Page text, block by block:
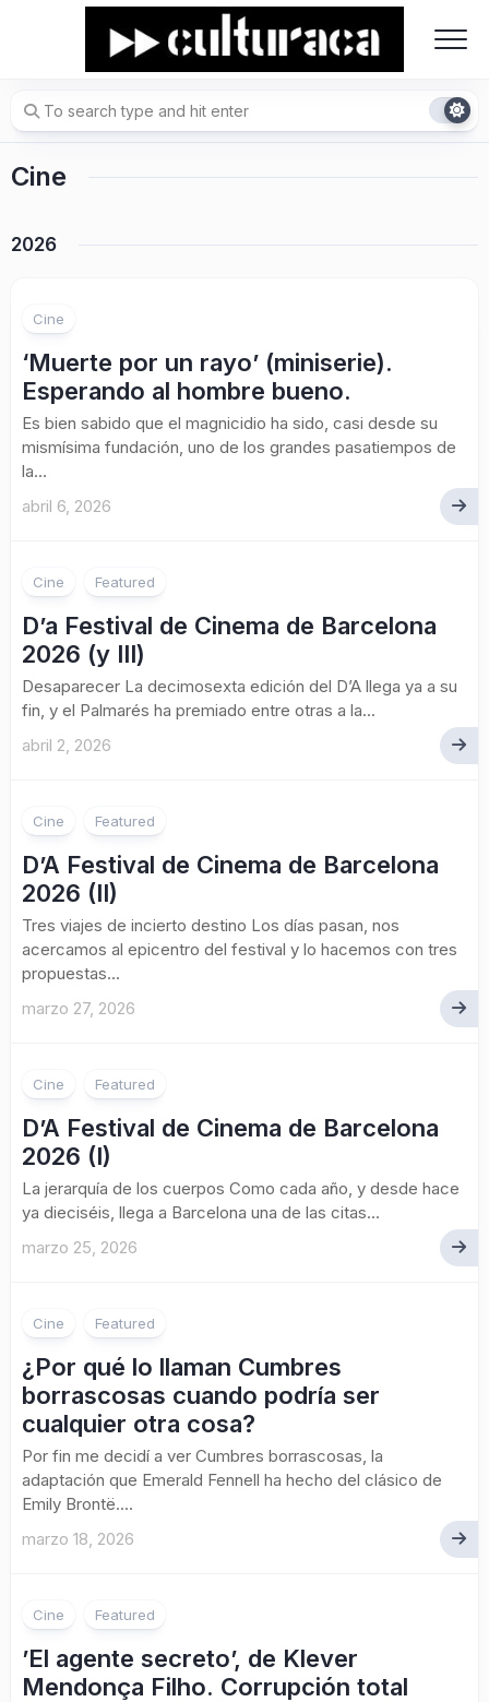
Cine
2026
Cine
‘Muerte por un rayo’ (miniserie).
Esperando al hombre bueno.
Es bien sabido que el magnicidio ha sido, casi desde su
mismísima fundación, uno de los grandes pasatiempos de
la...
abril 6, 2026
Cine Featured
D’a Festival de Cinema de Barcelona
2026 (y III)
Desaparecer La decimosexta edición del D’A llega ya a su
fin, y el Palmarés ha premiado entre otras a la...
abril 2, 2026
Cine Featured
D’A Festival de Cinema de Barcelona
2026 (II)
Tres viajes de incierto destino Los días pasan, nos
acercamos al epicentro del festival y lo hacemos con tres
propuestas...
marzo 27, 2026
Cine Featured
D’A Festival de Cinema de Barcelona
2026 (I)
La jerarquía de los cuerpos Como cada año, y desde hace
ya dieciséis, llega a Barcelona una de las citas...
marzo 25, 2026
Cine Featured
¿Por qué lo llaman Cumbres
borrascosas cuando podría ser
cualquier otra cosa?
Por fin me decidí a ver Cumbres borrascosas, la
adaptación que Emerald Fennell ha hecho del clásico de
Emily Brontë....
marzo 18, 2026
Cine Featured
’El agente secreto’, de Klever
Mendonça Filho. Corrupción total